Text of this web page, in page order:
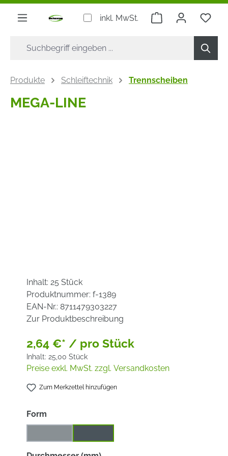
springen
inkl. MwSt. Warenkorb
Produkte Schleiftechnik Trennscheiben
MEGA-LINE
Inhalt: 25 Stück
Produktnummer: f-1389
EAN-Nr.: 8711479303227
Zur Produktbeschreibung
2,64 €* / pro Stück
Inhalt: 25,00 Stück
Preise exkl. MwSt. zzgl. Versandkosten
Zum Merkzettel hinzufügen
Form
(Diese Option ist zurzeit nicht verfügbar.)